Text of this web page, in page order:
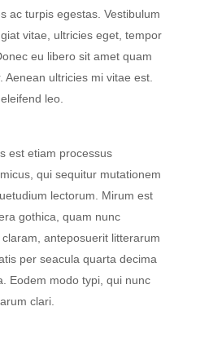
ac turpis egestas. Vestibulum
vitae, ultricies eget, tempor
eu libero sit amet quam
Aenean ultricies mi vitae est.
leo.
est etiam processus
qui sequitur mutationem
lectorum. Mirum est
gothica, quam nunc
anteposuerit litterarum
per seacula quarta decima
Eodem modo typi, qui nunc
clari.